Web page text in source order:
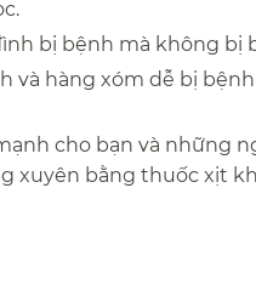
bị bệnh mà không bị
và hàng xóm dễ bị bệnh
cho bạn và những
xuyên bằng thuốc xịt